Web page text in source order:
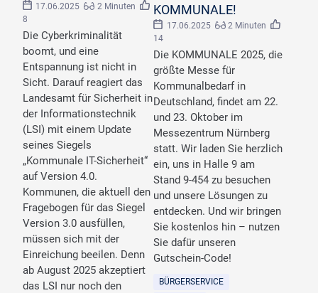
17.06.2025
2 Minuten
8
Die Cyberkriminalität
boomt, und eine
Entspannung ist nicht in
Sicht. Darauf reagiert das
Landesamt für Sicherheit in
der Informationstechnik
(LSI) mit einem Update
seines Siegels
„Kommunale IT-Sicherheit“
auf Version 4.0.
Kommunen, die aktuell den
Fragebogen für das Siegel
Version 3.0 ausfüllen,
müssen sich mit der
Einreichung beeilen. Denn
ab August 2025 akzeptiert
das LSI nur noch den
KOMMUNALE!
17.06.2025
2 Minuten
14
Die KOMMUNALE 2025, die
größte Messe für
Kommunalbedarf in
Deutschland, findet am 22.
und 23. Oktober im
Messezentrum Nürnberg
statt. Wir laden Sie herzlich
ein, uns in Halle 9 am
Stand 9-454 zu besuchen
und unsere Lösungen zu
entdecken. Und wir bringen
Sie kostenlos hin – nutzen
Sie dafür unseren
Gutschein-Code!
BÜRGERSERVICE